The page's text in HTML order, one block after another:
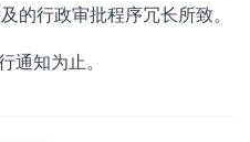
的行政审批程序冗长所致。
通知为止。